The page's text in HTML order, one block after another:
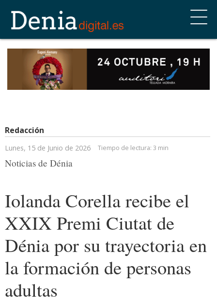
Redacción
Lunes, 15 de Junio de 2026 Tiempo de lectura: 3 min
Noticias de Dénia
Iolanda Corella recibe el
XXIX Premi Ciutat de
Dénia por su trayectoria en
la formación de personas
adultas